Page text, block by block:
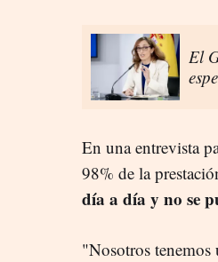
El
En una entrevista
98% de la
día a día y no se
"Nosotros